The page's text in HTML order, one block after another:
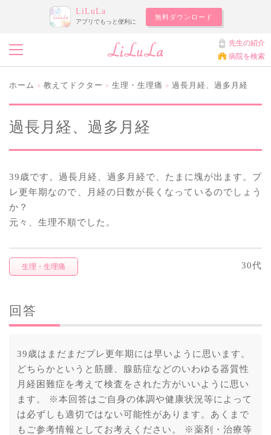
LiLuLa
アプリでもっと便利に
無料ダウンロード
先生の紹介
病院を検索
ホーム > 教えてドクター > 生理・生理痛 > 過長月経、過多月経
過長月経、過多月経
39歳です。過長月経、過多月経で、たまに塊が出ます。プ
レ更年期なので、月経の日数が長くなっているのでしょう
か？
元々、生理不順でした。
生理・生理痛 30代
回答
39歳はまだまだプレ更年期には早いように思います。
どちらかというと筋腫、腺筋症などのいわゆる器質性
月経困難症を考えて検査をされた方がいいように思い
ます。 ※本回答はご自身の体調や健康状況等によって
は必ずしも適切ではない可能性があります。あくまで
もご参考情報としてお考えください。 ※薬剤・治療等